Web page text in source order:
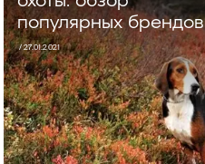
популярных брендов
/27.01.2021